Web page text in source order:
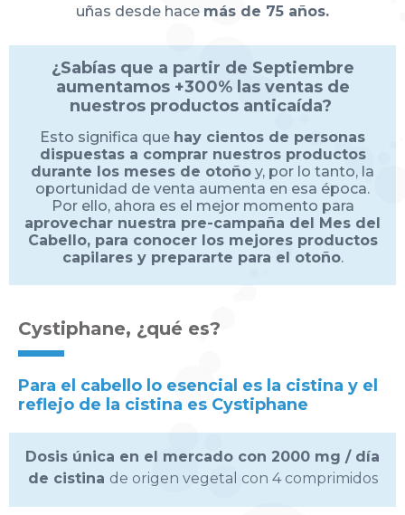
uñas desde hace más de 75 años.
¿Sabías que a partir de Septiembre
aumentamos +300% las ventas de
nuestros productos anticaída?
Esto significa que hay cientos de personas
dispuestas a comprar nuestros productos
durante los meses de otoño y, por lo tanto, la
oportunidad de venta aumenta en esa época.
Por ello, ahora es el mejor momento para
aprovechar nuestra pre-campaña del Mes del
Cabello, para conocer los mejores productos
capilares y prepararte para el otoño.
Cystiphane, ¿qué es?
Para el cabello lo esencial es la cistina y el
reflejo de la cistina es Cystiphane
Dosis única en el mercado con 2000 mg / día
de cistina de origen vegetal con 4 comprimidos